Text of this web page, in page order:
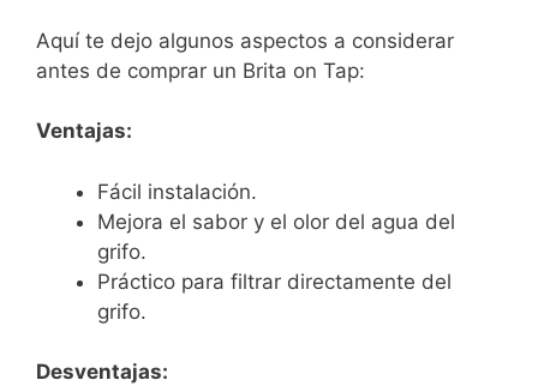
Aquí te dejo algunos aspectos a considerar
antes de comprar un Brita on Tap:
Ventajas:
Fácil instalación.
Mejora el sabor y el olor del agua del
grifo.
Práctico para filtrar directamente del
grifo.
Desventajas: